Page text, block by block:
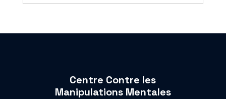
Centre Contre les
Manipulations Mentales